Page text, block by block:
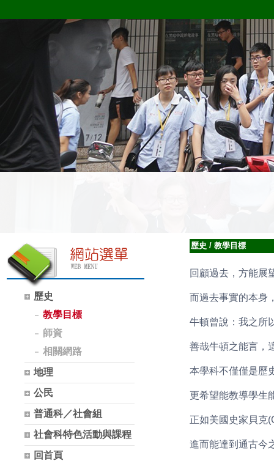
歷史
教學目標
師資
相關網路
地理
公民
普通科／社會組
社會科特色活動與課程
回首頁
歷史 / 教學目標
回顧過去，方能展
而過去事實的本身
牛頓曾說：我之所
善哉牛頓之能言，
本學科不僅僅是歷
更希望能教導學生
正如美國史家貝克
進而能達到通古今